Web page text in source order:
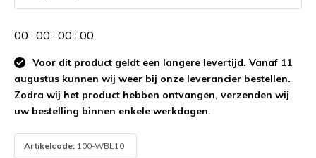
00 : 00 : 00 : 00
Voor dit product geldt een langere levertijd. Vanaf 11
augustus kunnen wij weer bij onze leverancier bestellen.
Zodra wij het product hebben ontvangen, verzenden wij
uw bestelling binnen enkele werkdagen.
Artikelcode: 100-WBL10